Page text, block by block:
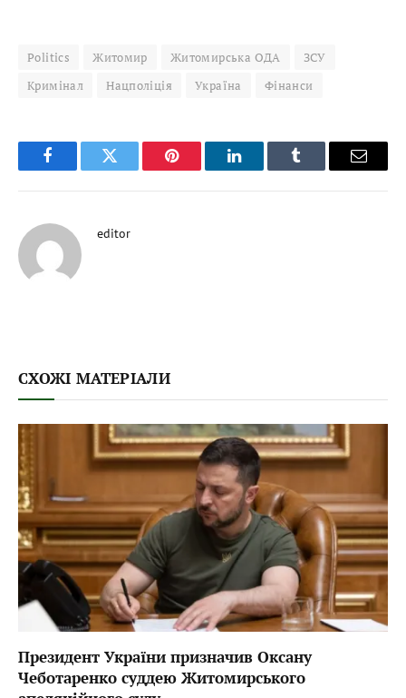
Politics Житомир Житомирська ОДА
ЗСУ
Кримінал
Нацполіція Україна Фінанси
FacebookTwitter Pinterest LinkedInTumblr Email
editor
СХОЖІ МАТЕРІАЛИ
Президент України призначив Оксану
Чеботаренко суддею Житомирського